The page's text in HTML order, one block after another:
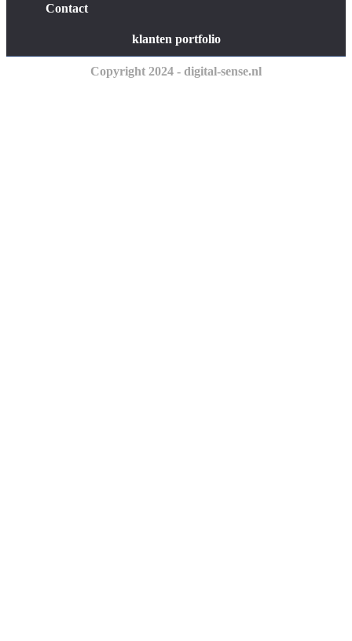
Contact
klanten portfolio
Copyright 2024 - digital-sense.nl